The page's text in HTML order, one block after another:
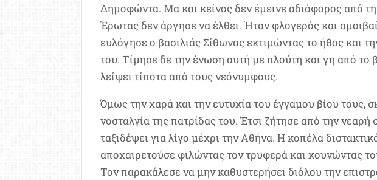
Δημοφώντα. Μα και κείνος δεν έμεινε αδιάφορος από
Έρωτας δεν άργησε να έλθει. Ήταν φλογερός και
ευλόγησε ο βασιλιάς Σίθωνας εκτιμώντας το ήθος και
του. Τίμησε δε την ένωση αυτή με πλούτη και γη από το
λείψει τίποτα από τους νεόνυμφους.
Όμως την χαρά και την ευτυχία του έγγαμου βίου τους,
νοσταλγία της πατρίδας του. Έτσι ζήτησε από την
ταξιδέψει για λίγο μέχρι την Αθήνα. Η κοπέλα
αποχαιρετούσε φιλώντας τον τρυφερά και κουνώντας
Τον παρακάλεσε να μην καθυστερήσει διόλου την